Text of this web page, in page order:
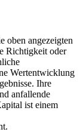
oben angezeigten
Richtigkeit oder
Wertentwicklung
Ihre
anfallende
ist einem